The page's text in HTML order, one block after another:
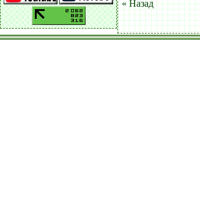
« Назад